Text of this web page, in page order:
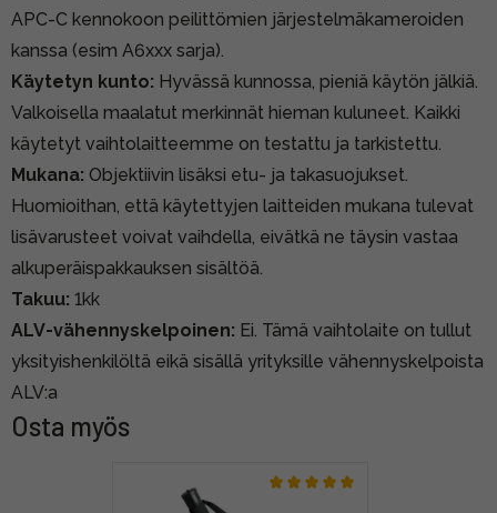
APC-C kennokoon peilittömien järjestelmäkameroiden
kanssa (esim A6xxx sarja).
Käytetyn kunto: Hyvässä kunnossa, pieniä käytön jälkiä.
Valkoisella maalatut merkinnät hieman kuluneet. Kaikki
käytetyt vaihtolaitteemme on testattu ja tarkistettu.
Mukana: Objektiivin lisäksi etu- ja takasuojukset.
Huomioithan, että käytettyjen laitteiden mukana tulevat
lisävarusteet voivat vaihdella, eivätkä ne täysin vastaa
alkuperäispakkauksen sisältöä.
Takuu: 1kk
ALV-vähennyskelpoinen: Ei. Tämä vaihtolaite on tullut
yksityishenkilöltä eikä sisällä yrityksille vähennyskelpoista
ALV:a
Osta myös